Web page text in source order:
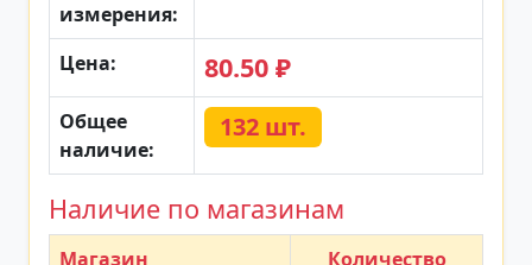
измерения:
Цена: 80.50 ₽
Общее
наличие:
132 шт.
Наличие по магазинам
Магазин
Количество